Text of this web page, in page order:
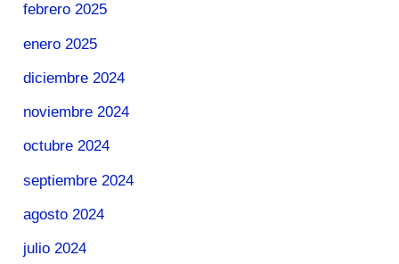
febrero 2025
enero 2025
diciembre 2024
noviembre 2024
octubre 2024
septiembre 2024
agosto 2024
julio 2024